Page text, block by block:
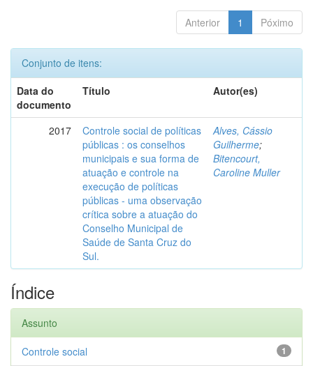
Anterior 1 Póximo
Conjunto de itens:
Data do
documento
Título Autor(es)
2017
Controle social de políticas
públicas : os conselhos
municipais e sua forma de
atuação e controle na
execução de políticas
públicas - uma observação
crítica sobre a atuação do
Conselho Municipal de
Saúde de Santa Cruz do
Sul.
Alves, Cássio
Guilherme;
Bitencourt,
Caroline Muller
Índice
Assunto
1
Controle social